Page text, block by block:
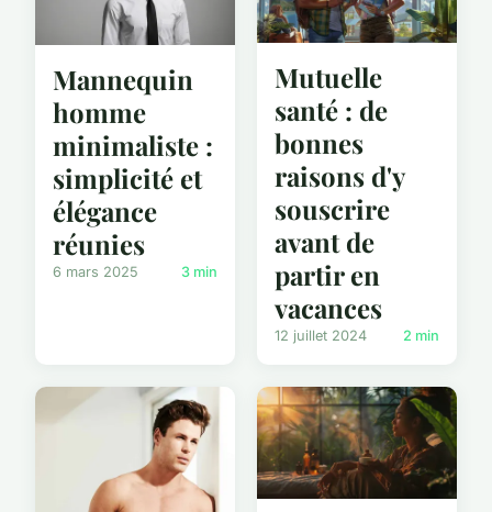
Mannequin
homme
minimaliste :
simplicité et
élégance
réunies
6 mars 2025 3 min
Mutuelle
santé : de
bonnes
raisons d'y
souscrire
avant de
partir en
vacances
12 juillet 2024 2 min